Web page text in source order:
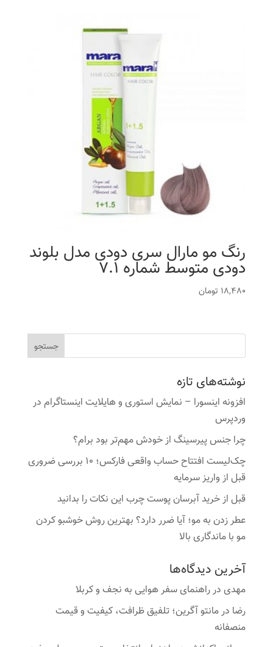
رنگ مو مارال سری دودی مدل بلوند
دودی متوسط شماره 7.1
18,480 تومان
نوشته‌های تازه
افزونه اینسورا – نمایش استوری و هایلایت اینستاگرام در
وردپرس
چرا جنس پیرسینگ از خودش مهم‌تر بود برام؟
چک‌لیست افتتاح حساب واقعی فارکس؛ ۱۰ بررسی ضروری
قبل از واریز سرمایه
قبل از خرید آبرسان پوست چرب این نکات را بدانید
عطر زدن به مو؛ آیا ضرر دارد؟ بهترین روش خوشبو کردن
مو با ماندگاری بالا
آخرین دیدگاه‌ها
مهدیدرراهنمای سفر هوایی به نجف و کربلا
رضا درمانتو آگرین؛ تلفیق ظرافت، کیفیت و قیمت
منصفانه